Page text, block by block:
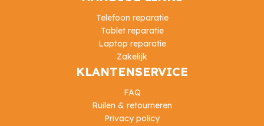
Telefoon reparatie
Tablet reparatie
Laptop reparatie
Zakelijk
KLANTENSERVICE
FAQ
Ruilen & retourneren
Privacy policy